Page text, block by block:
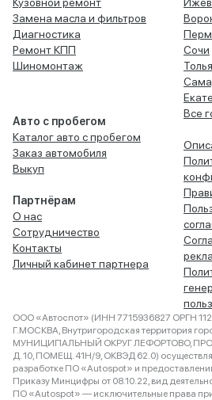
Замена масла и фильтров
Диагностика
Ремонт КПП
Шиномонтаж
Авто с пробегом
Каталог авто с пробегом
Заказ автомобиля
Выкуп
Партнёрам
О нас
Сотрудничество
Контакты
Личный кабинет партнера
Сочи
Все
ООО «Автоспот» (ИНН 7715936827 ОРГН
Г.МОСКВА, Внутригородская территория
МУНИЦИПАЛЬНЫЙ ОКРУГ ЛЕФОРТОВО,
Д. 10, ПОМЕЩ. 41Н/9, ОКВЭД 62.0)
разработке ПО «Autospot» и
Приказу Минцифры от 08.10.22, вид
ПО «Autospot» — исключительные права